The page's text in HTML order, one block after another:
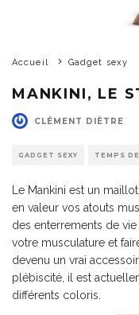
Accueil Gadget sexy
MANKINI, LE
CLÉMENT DIÈTRE
GADGET SEXY TEMPS
Le Mankini est un
en valeur vos atouts
des enterrements de
votre musculature et
devenu un vrai
plébiscité, il est
différents coloris.